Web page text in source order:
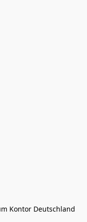
Kontor Deutschland